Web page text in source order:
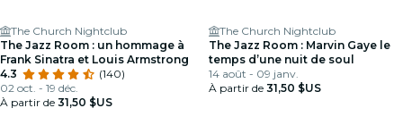
The Church Nightclub
The Jazz Room : un hommage à
Frank Sinatra et Louis Armstrong
4.3
(140)
02 oct. - 19 déc.
À partir de 31,50 $US
The Church Nightclub
The Jazz Room : Marvin Gaye le
temps d’une nuit de soul
14 août - 09 janv.
À partir de 31,50 $US